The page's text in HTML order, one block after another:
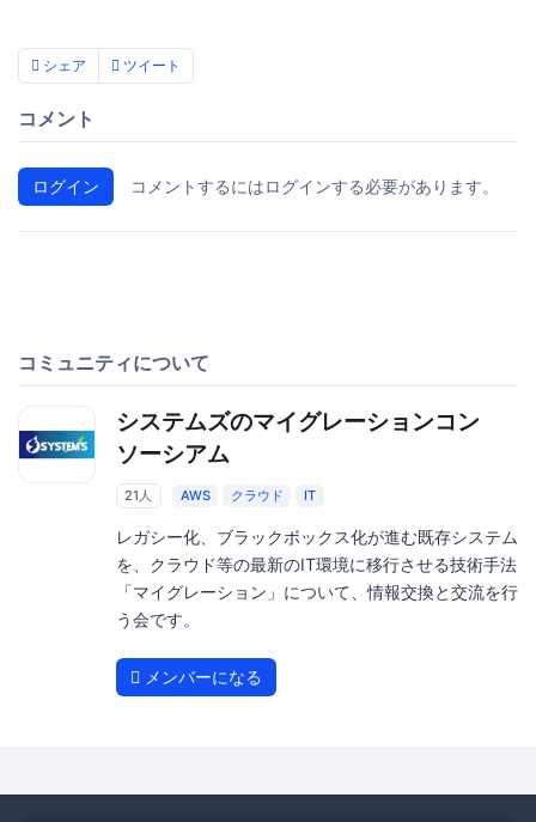
シェア ツイート
コメント
ログイン コメントするにはログインする必要があります。
コミュニティについて
システムズのマイグレーションコン
ソーシアム
21人 AWS クラウド IT
レガシー化、ブラックボックス化が進む既存システム
を、クラウド等の最新のIT環境に移行させる技術手法
「マイグレーション」について、情報交換と交流を行
う会です。
メンバーになる